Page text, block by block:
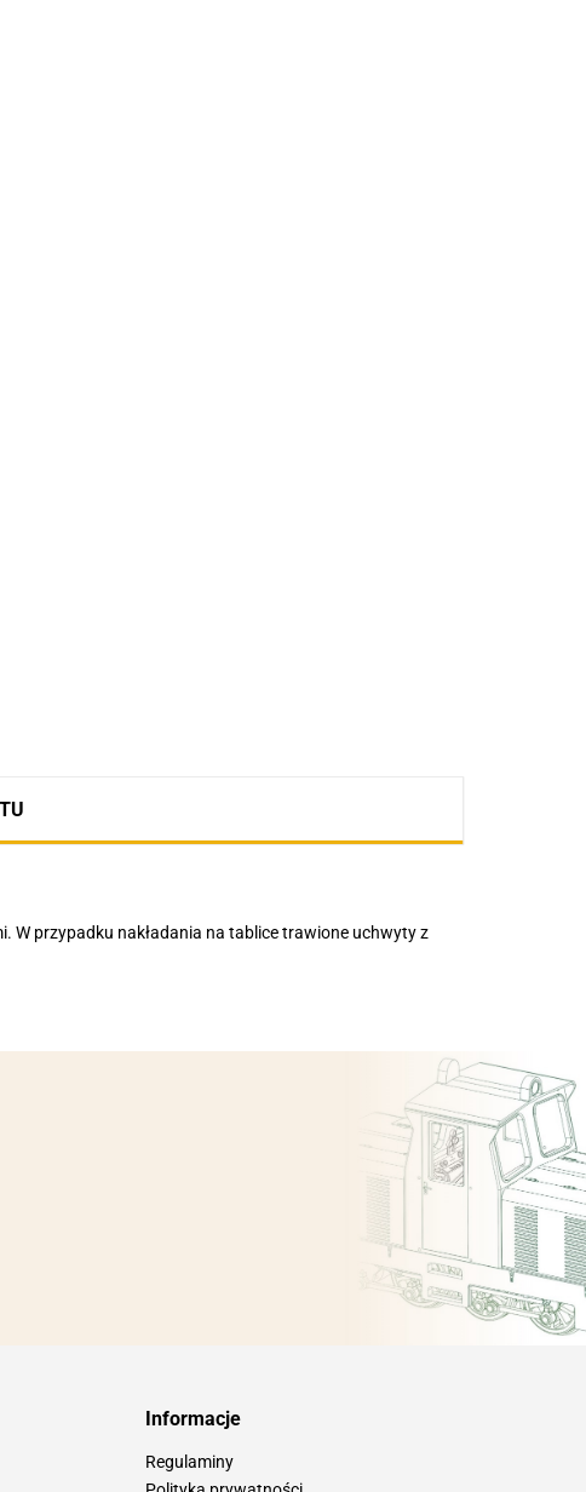
W przypadku nakładania na tablice trawione uchwyty z
Informacje
Regulaminy